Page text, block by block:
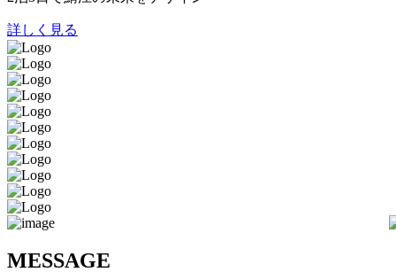
詳しく見る
MESSAGE